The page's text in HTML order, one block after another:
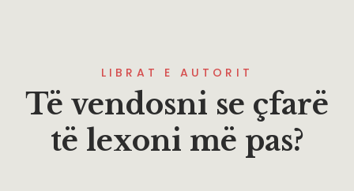
LIBRAT E AUTORIT
Të vendosni se çfarë
të lexoni më pas?